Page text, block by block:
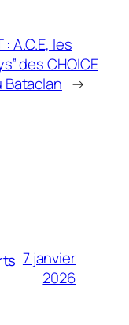
: A.C.E, les
des CHOICE
→
7 janvier
2026